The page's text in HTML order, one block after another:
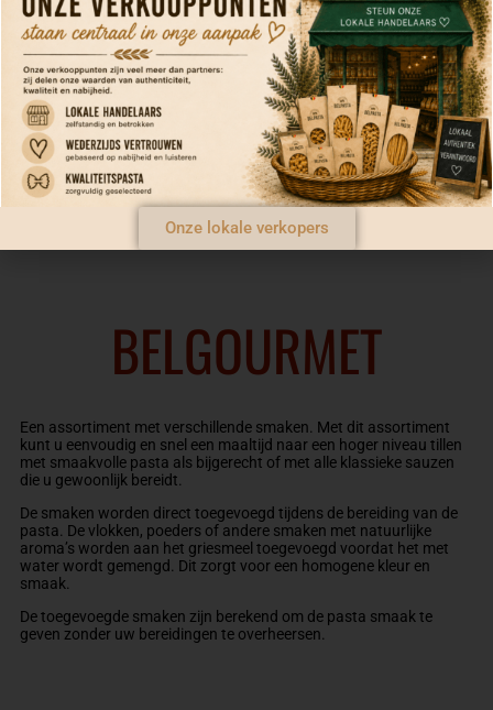
TORSADE
500 g - €4,50
BELGOURMET
Een assortiment met verschillende smaken. Met dit assortiment
kunt u eenvoudig en snel een maaltijd naar een hoger niveau tillen
met smaakvolle pasta als bijgerecht of met alle klassieke sauzen
die u gewoonlijk bereidt.
De smaken worden direct toegevoegd tijdens de bereiding van de
pasta. De vlokken, poeders of andere smaken met natuurlijke
aroma’s worden aan het griesmeel toegevoegd voordat het met
water wordt gemengd. Dit zorgt voor een homogene kleur en
smaak.
De toegevoegde smaken zijn berekend om de pasta smaak te
geven zonder uw bereidingen te overheersen.
Onze lokale verkopers